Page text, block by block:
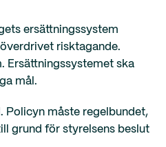
ersättningssystem
risktagande.
Ersättningssystemet ska
mål.
Policyn måste regelbundet,
grund för styrelsens beslut